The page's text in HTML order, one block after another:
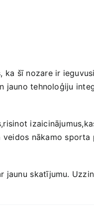
šī ​nozare ir‍
tehnoloģiju
nākamo
⁢jaunu ⁣skatījumu.